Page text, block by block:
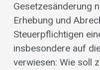
Gesetzesänderung
Erhebung und
Steuerpflichtigen
insbesondere auf
verwiesen: Wie soll